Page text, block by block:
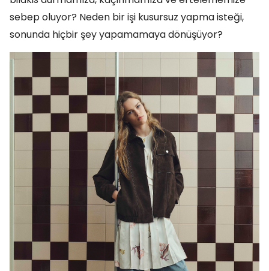
sebep oluyor? Neden bir işi kusursuz yapma isteği,
sonunda hiçbir şey yapamamaya dönüşüyor?